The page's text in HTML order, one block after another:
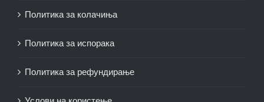
Политика за колачиња
Политика за испорака
Политика за рефундирање